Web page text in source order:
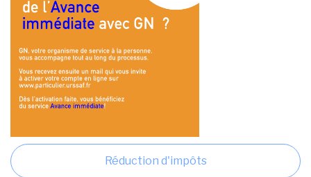
Réduction d'impôts